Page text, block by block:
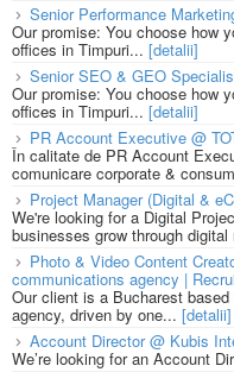
Senior Performance
Our promise: You choose how
offices in Timpuri... [detalii]
Senior SEO & GEO
Our promise: You choose how
offices in Timpuri... [detalii]
PR Account Executive @
În calitate de PR Account
comunicare corporate &
Project Manager (Digital &
We're looking for a Digital
businesses grow through digital
Photo & Video Content
communications agency |
Our client is a Bucharest
agency, driven by one... [detalii]
Account Director @ Kubis
We’re looking for an Account